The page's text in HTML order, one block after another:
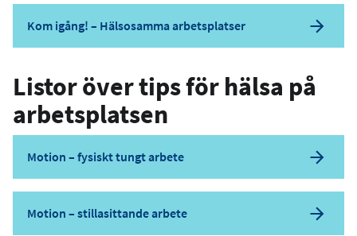
Kom igång! – Hälsosamma arbetsplatser
Listor över tips för hälsa på
arbetsplatsen
Motion – fysiskt tungt arbete
Motion – stillasittande arbete